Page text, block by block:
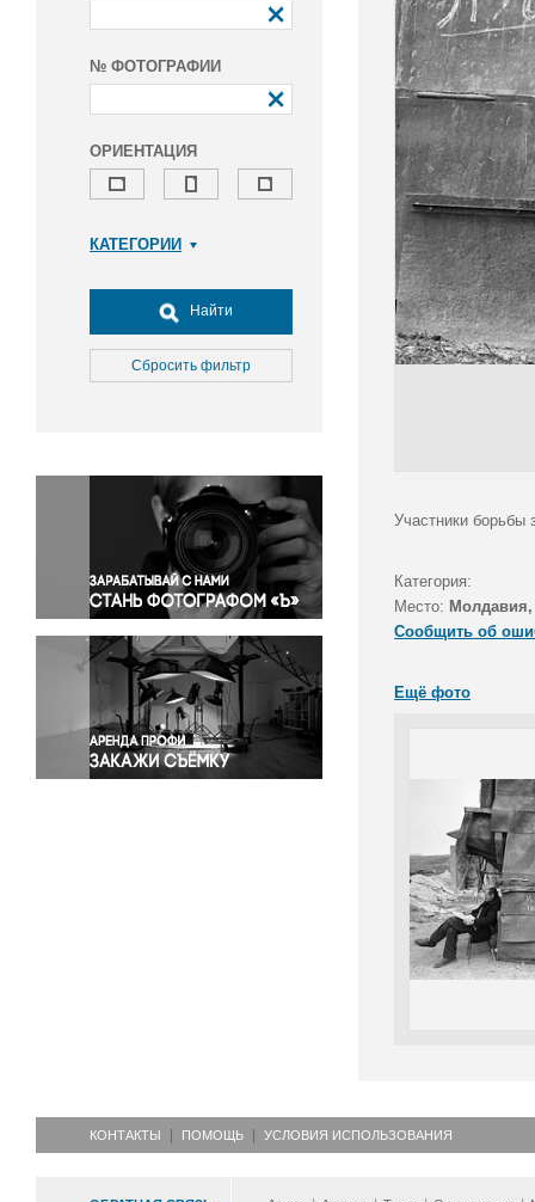
№ ФОТОГРАФИИ
ОРИЕНТАЦИЯ
КАТЕГОРИИ
Досуг, туризм и отдых
Культура
Медицина
Окружающая среда
Политика
Правосудие
Происшествия и конфликты
Религия
Светская жизнь
Спорт
Экология
Экономика и бизнес
Найти
Сбросить фильтр
Участники борьбы
Категория:
Место:
Сообщить об
Ещё фото
КОНТАКТЫ ПОМОЩЬ УСЛОВИЯ ИСПОЛЬЗОВАНИЯ